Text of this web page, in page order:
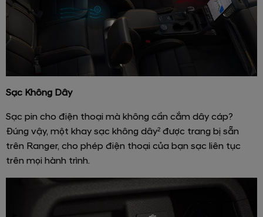
Sạc Không Dây
Sạc pin cho điện thoại mà không cần cắm dây cáp?
Đúng vậy, một khay sạc không dây² được trang bị sẵn
trên Ranger, cho phép điện thoại của bạn sạc liên tục
trên mọi hành trình.